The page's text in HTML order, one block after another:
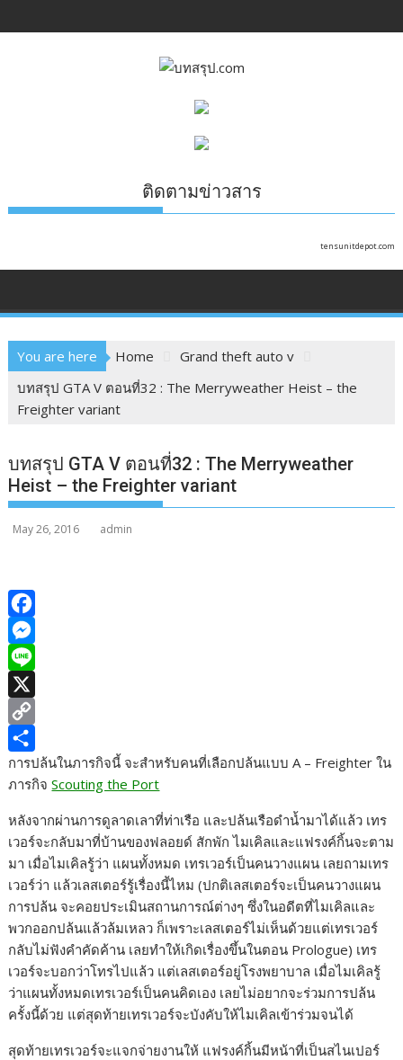
to
ติดตามข่าวสาร
tensunitdepot.com
You are here Home
Grand theft auto v
บทสรุป GTA V ตอนที่32 : The Merryweather Heist – the
Freighter variant
บทสรุป GTA V ตอนที่32 : The Merryweather
Heist – the Freighter variant
May 26, 2016 admin
F
a
c
e
b
o
o
k
M
e
s
s
e
n
g
e
r
L
n
e
X
C
o
p
y
L
i
n
k
S
h
a
r
e
การปล้นในภารกิจนี้ จะสำหรับคนที่เลือกปล้นแบบ A – Freighter ใน
ภารกิจScouting the Port
หลังจากผ่านการดูลาดเลาที่ท่าเรือ และปล้นเรือดำน้ำมาได้แล้ว เทร
เวอร์จะกลับมาที่บ้านของฟลอยด์ สักพัก ไมเคิลและแฟรงค์กิ้นจะตาม
มา เมื่อไมเคิลรู้ว่า แผนทั้งหมด เทรเวอร์เป็นคนวางแผน เลยถามเทร
เวอร์ว่า แล้วเลสเตอร์รู้เรื่องนี้ไหม (ปกติเลสเตอร์จะเป็นคนวางแผน
การปล้น จะคอยประเมินสถานการณ์ต่างๆ ซึ่งในอดีตที่ไมเคิลและ
พวกออกปล้นแล้วล้มเหลว ก็เพราะเลสเตอร์ไม่เห็นด้วยแต่เทรเวอร์
กลับไม่ฟังคำคัดค้าน เลยทำให้เกิดเรื่องขึ้นในตอน Prologue) เทร
เวอร์จะบอกว่าโทรไปแล้ว แต่เลสเตอร์อยู่โรงพยาบาล เมื่อไมเคิลรู้
ว่าแผนทั้งหมดเทรเวอร์เป็นคนคิดเอง เลยไม่อยากจะร่วมการปล้น
ครั้งนี้ด้วย แต่สุดท้ายเทรเวอร์จะบังคับให้ไมเคิลเข้าร่วมจนได้
สุดท้ายเทรเวอร์จะแจกจ่ายงานให้ แฟรงค์กิ้นมีหน้าที่เป็นสไนเปอร์